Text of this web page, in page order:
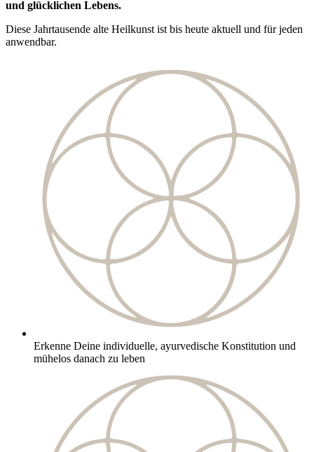
und glücklichen Lebens.
Diese Jahrtausende alte Heilkunst ist bis heute aktuell und für jeden
anwendbar.
Erkenne Deine individuelle, ayurvedische Konstitution und
mühelos danach zu leben